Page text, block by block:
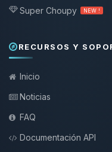
Super Choupy NEW !
RECURSOS Y
Inicio
Noticias
FAQ
Documentación API